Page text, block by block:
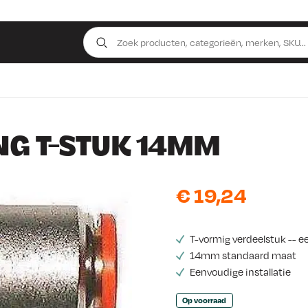
T-STUK 14MM
€19,24
T-vormig verdeelstuk --
14mm standaard maat
Eenvoudige installatie
Op voorraad